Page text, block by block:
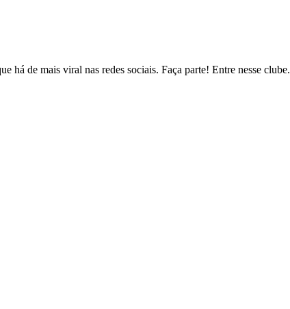
há de mais viral nas redes sociais. Faça parte! Entre nesse clube.